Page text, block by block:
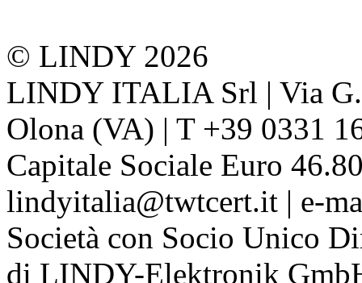
© LINDY 2026
LINDY ITALIA Srl | Via
Olona (VA) | T +39 0331
Capitale Sociale Euro
lindyitalia@twtcert.it | e-
Società con Socio Unico
di LINDY-Elektronik